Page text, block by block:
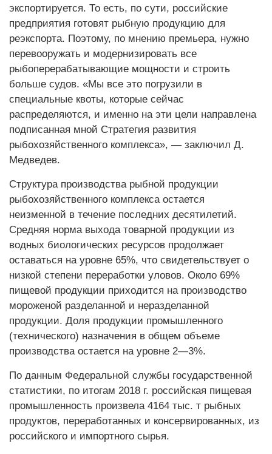
экспортируется. То есть, по сути, российские
предприятия готовят рыбную продукцию для
реэкспорта. Поэтому, по мнению премьера, нужно
перевооружать и модернизировать все
рыбоперерабатывающие мощности и строить
больше судов. «Мы все это погрузили в
специальные квоты, которые сейчас
распределяются, и именно на эти цели направлена
подписанная мной Стратегия развития
рыбохозяйственного комплекса», — заключил Д.
Медведев.
Структура производства рыбной продукции
рыбохозяйственного комплекса остается
неизменной в течение последних десятилетий.
Средняя норма выхода товарной продукции из
водных биологических ресурсов продолжает
оставаться на уровне 65%, что свидетельствует о
низкой степени переработки уловов. Около 69%
пищевой продукции приходится на производство
мороженой разделанной и неразделанной
продукции. Доля продукции промышленного
(технического) назначения в общем объеме
производства остается на уровне 2—3%.
По данным Федеральной службы государственной
статистики, по итогам 2018 г. российская пищевая
промышленность произвела 4164 тыс. т рыбных
продуктов, переработанных и консервированных, из
российского и импортного сырья.